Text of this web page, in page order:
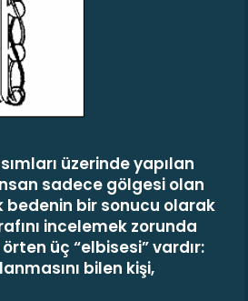
üzerinde yapılan
sadece gölgesi olan
bedenin bir sonucu olarak
incelemek zorunda
üç “elbisesi” vardır:
bilen kişi,